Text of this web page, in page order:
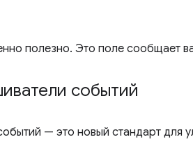
полезно. Это поле сообщает
событий
— это новый стандарт для